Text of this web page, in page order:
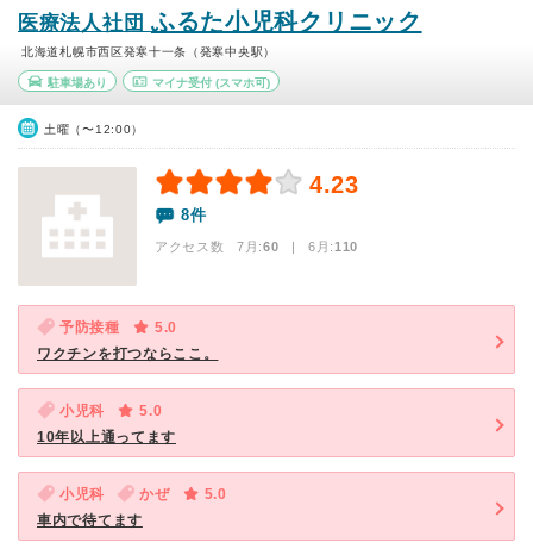
医療法人社団 ふるた小児科クリニック
北海道札幌市西区発寒十一条（発寒中央駅）
駐車場あり マイナ受付(スマホ可)
土曜（〜12:00）
4.23
8件
アクセス数 7月:60 | 6月:110
予防接種
5.0
ワクチンを打つならここ。
小児科
5.0
10年以上通ってます
小児科 かぜ
5.0
車内で待てます